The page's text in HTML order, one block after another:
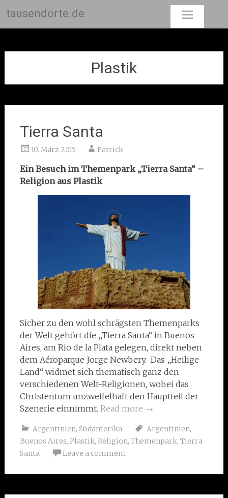
tausendorte.de
Plastik
Tierra Santa
10. März 2015 Patrick
Ein Besuch im Themenpark „Tierra Santa“ –
Religion aus Plastik
Sicher zu den wohl schrägsten Themenparks
der Welt gehört die „Tierra Santa“ in Buenos
Aires, am Rio de la Plata gelegen, direkt neben
dem Aéroparque Jorge Newbery. Das „Heilige
Land“ widmet sich thematisch ganz den
verschiedenen Welt-Religionen, wobei das
Christentum unzweifelhaft den Hauptteil der
Szenerie einnimmt. Read more →
Argentinien, Südamerika Argentinien,
Buenos Aires, Plastik, Religion, Themenpark, Tierra
Santa
Leave a comment